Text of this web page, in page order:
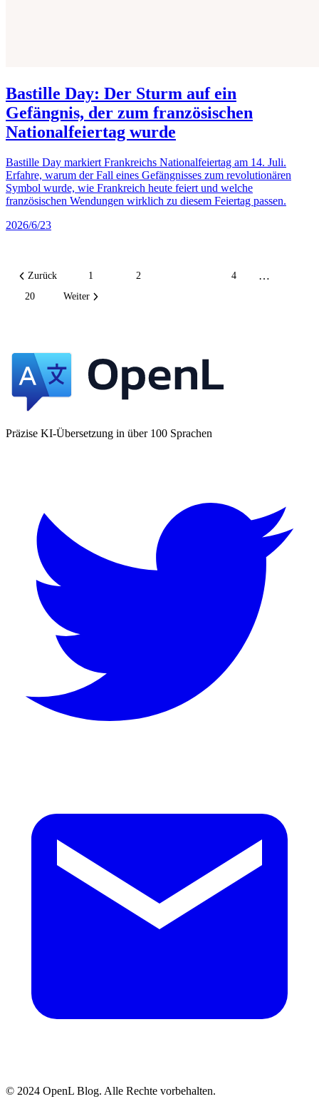
Bastille Day: Der Sturm auf ein
Gefängnis, der zum französischen
Nationalfeiertag wurde
Bastille Day markiert Frankreichs Nationalfeiertag am 14. Juli.
Erfahre, warum der Fall eines Gefängnisses zum revolutionären
Symbol wurde, wie Frankreich heute feiert und welche
französischen Wendungen wirklich zu diesem Feiertag passen.
2026/6/23
Zurück 1 2 4 …
20 Weiter
Präzise KI-Übersetzung in über 100 Sprachen
© 2024 OpenL Blog. Alle Rechte vorbehalten.